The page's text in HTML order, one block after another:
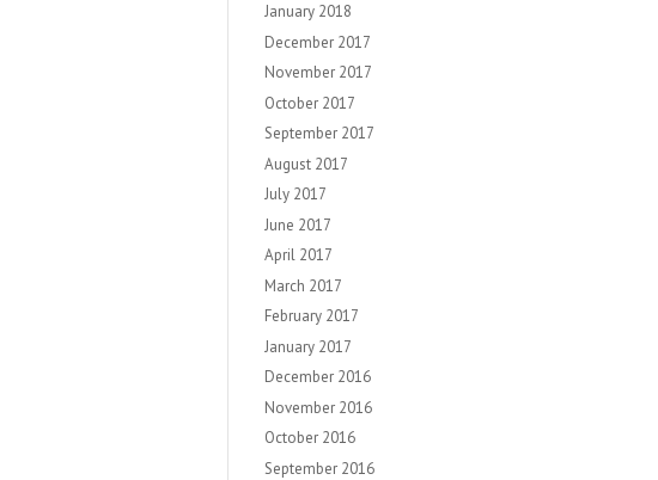
January 2018
December 2017
November 2017
October 2017
September 2017
August 2017
July 2017
June 2017
April 2017
March 2017
February 2017
January 2017
December 2016
November 2016
October 2016
September 2016